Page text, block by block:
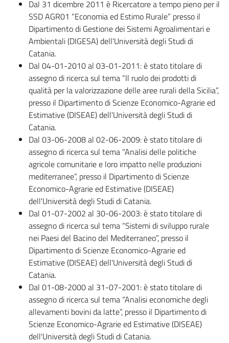
Dal 31 dicembre 2011 è Ricercatore a tempo pieno per il
SSD AGR01 “Economia ed Estimo Rurale” presso il
Dipartimento di Gestione dei Sistemi Agroalimentari e
Ambientali (DIGESA) dell'Università degli Studi di
Catania.
Dal 04-01-2010 al 03-01-2011: è stato titolare di
assegno di ricerca sul tema “Il ruolo dei prodotti di
qualità per la valorizzazione delle aree rurali della Sicilia”,
presso il Dipartimento di Scienze Economico-Agrarie ed
Estimative (DISEAE) dell'Università degli Studi di
Catania.
Dal 03-06-2008 al 02-06-2009: è stato titolare di
assegno di ricerca sul tema “Analisi delle politiche
agricole comunitarie e loro impatto nelle produzioni
mediterranee”, presso il Dipartimento di Scienze
Economico-Agrarie ed Estimative (DISEAE)
dell'Università degli Studi di Catania.
Dal 01-07-2002 al 30-06-2003: è stato titolare di
assegno di ricerca sul tema “Sistemi di sviluppo rurale
nei Paesi del Bacino del Mediterraneo”, presso il
Dipartimento di Scienze Economico-Agrarie ed
Estimative (DISEAE) dell'Università degli Studi di
Catania.
Dal 01-08-2000 al 31-07-2001: è stato titolare di
assegno di ricerca sul tema “Analisi economiche degli
allevamenti bovini da latte”, presso il Dipartimento di
Scienze Economico-Agrarie ed Estimative (DISEAE)
dell'Università degli Studi di Catania.